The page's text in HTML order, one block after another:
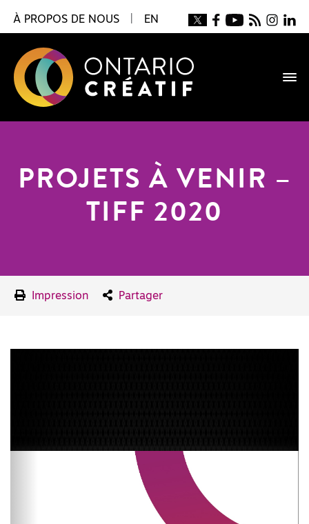
À PROPOS DE NOUS EN
PROJETS À VENIR –
TIFF 2020
Impression Partager